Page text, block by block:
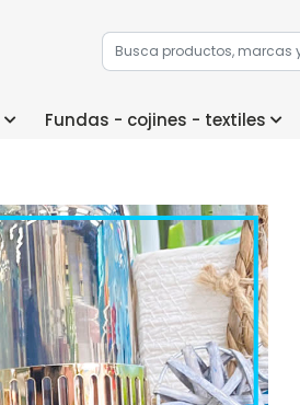
Fundas - cojines - textiles